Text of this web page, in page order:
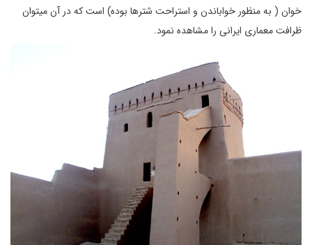
خوان ( به منظور خواباندن و استراحت شترها بوده) است که در آن میتوان
ظرافت معماری ایرانی را مشاهده نمود.